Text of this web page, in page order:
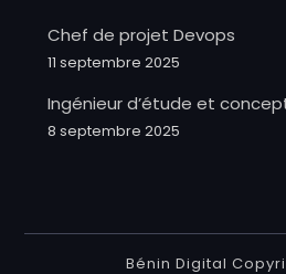
Chef de projet Devops
11 septembre 2025
Ingénieur d’étude et
8 septembre 2025
Bénin Digital